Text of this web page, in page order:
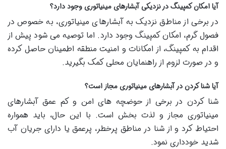
آیا امکان کمپینگ در نزدیکی آبشارهای مینیاتوری وجود دارد؟
در برخی از مناطق نزدیک به آبشارهای مینیاتوری، به خصوص در
فصول گرم، امکان کمپینگ وجود دارد. اما توصیه می شود پیش از
اقدام به کمپینگ، از امکانات و امنیت منطقه اطمینان حاصل کرده
و در صورت لزوم از راهنمایان محلی کمک بگیرید.
آیا شنا کردن در آبشارهای مینیاتوری مجاز است؟
شنا کردن در برخی از حوضچه های امن و کم عمق آبشارهای
مینیاتوری مجاز و لذت بخش است. با این حال، باید همواره
احتیاط کرد و از شنا در مناطق پرخطر، پرعمق یا دارای جریان آب
شدید خودداری نمود.